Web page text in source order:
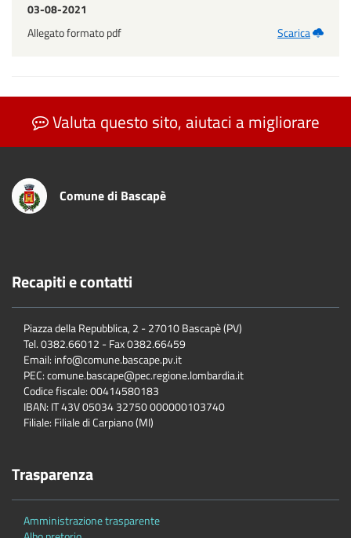
03-08-2021
Allegato formato pdf
Scarica
Valuta questo sito, aiutaci a migliorare
Comune di Bascapè
Recapiti e contatti
Piazza della Repubblica, 2 - 27010 Bascapè (PV)
Tel. 0382.66012 - Fax 0382.66459
Email: info@comune.bascape.pv.it
PEC: comune.bascape@pec.regione.lombardia.it
Codice fiscale: 00414580183
IBAN: IT 43V 05034 32750 000000103740
Filiale: Filiale di Carpiano (MI)
Trasparenza
Amministrazione trasparente